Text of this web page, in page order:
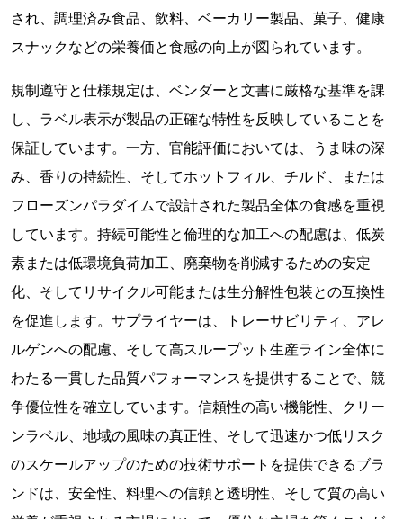
され、調理済み食品、飲料、ベーカリー製品、菓子、健康
スナックなどの栄養価と食感の向上が図られています。
規制遵守と仕様規定は、ベンダーと文書に厳格な基準を課
し、ラベル表示が製品の正確な特性を反映していることを
保証しています。一方、官能評価においては、うま味の深
み、香りの持続性、そしてホットフィル、チルド、または
フローズンパラダイムで設計された製品全体の食感を重視
しています。持続可能性と倫理的な加工への配慮は、低炭
素または低環境負荷加工、廃棄物を削減するための安定
化、そしてリサイクル可能または生分解性包装との互換性
を促進します。サプライヤーは、トレーサビリティ、アレ
ルゲンへの配慮、そして高スループット生産ライン全体に
わたる一貫した品質パフォーマンスを提供することで、競
争優位性を確立しています。信頼性の高い機能性、クリー
ンラベル、地域の風味の真正性、そして迅速かつ低リスク
のスケールアップのための技術サポートを提供できるブラ
ンドは、安全性、料理への信頼と透明性、そして質の高い